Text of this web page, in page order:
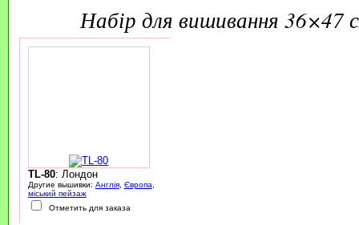
набір для вишивання
TL-80: Лондон
Другие вышивки: Англія, Європа
міський пейзаж
Отметить для заказа